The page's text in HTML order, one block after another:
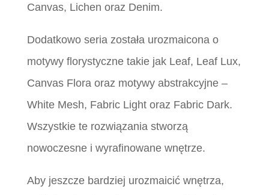
Canvas, Lichen oraz Denim.
Dodatkowo seria została urozmaicona o
motywy florystyczne takie jak Leaf, Leaf Lux,
Canvas Flora oraz motywy abstrakcyjne –
White Mesh, Fabric Light oraz Fabric Dark.
Wszystkie te rozwiązania stworzą
nowoczesne i wyrafinowane wnętrze.
Aby jeszcze bardziej urozmaicić wnętrza,